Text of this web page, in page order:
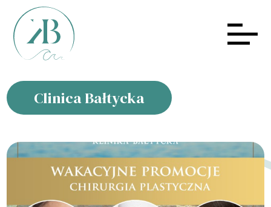
Clinica Bałtycka